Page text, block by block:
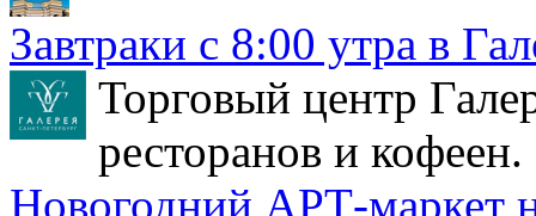
Завтраки с 8:00 утра в
Торговый центр
ресторанов и кофеен.
Новогодний АРТ-маркет